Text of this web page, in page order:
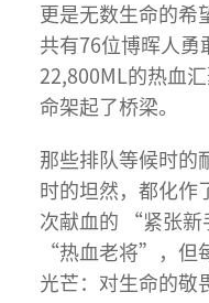
更是无数生命的希
共有76位博晖人勇
22,800ML的热血
命架起了桥梁。
那些排队等候时的
时的坦然，都化
次献血的 “紧张新
“热血老将”，但
光芒：对生命的敬